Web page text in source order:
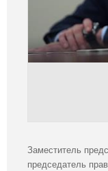
Заместитель
председатель